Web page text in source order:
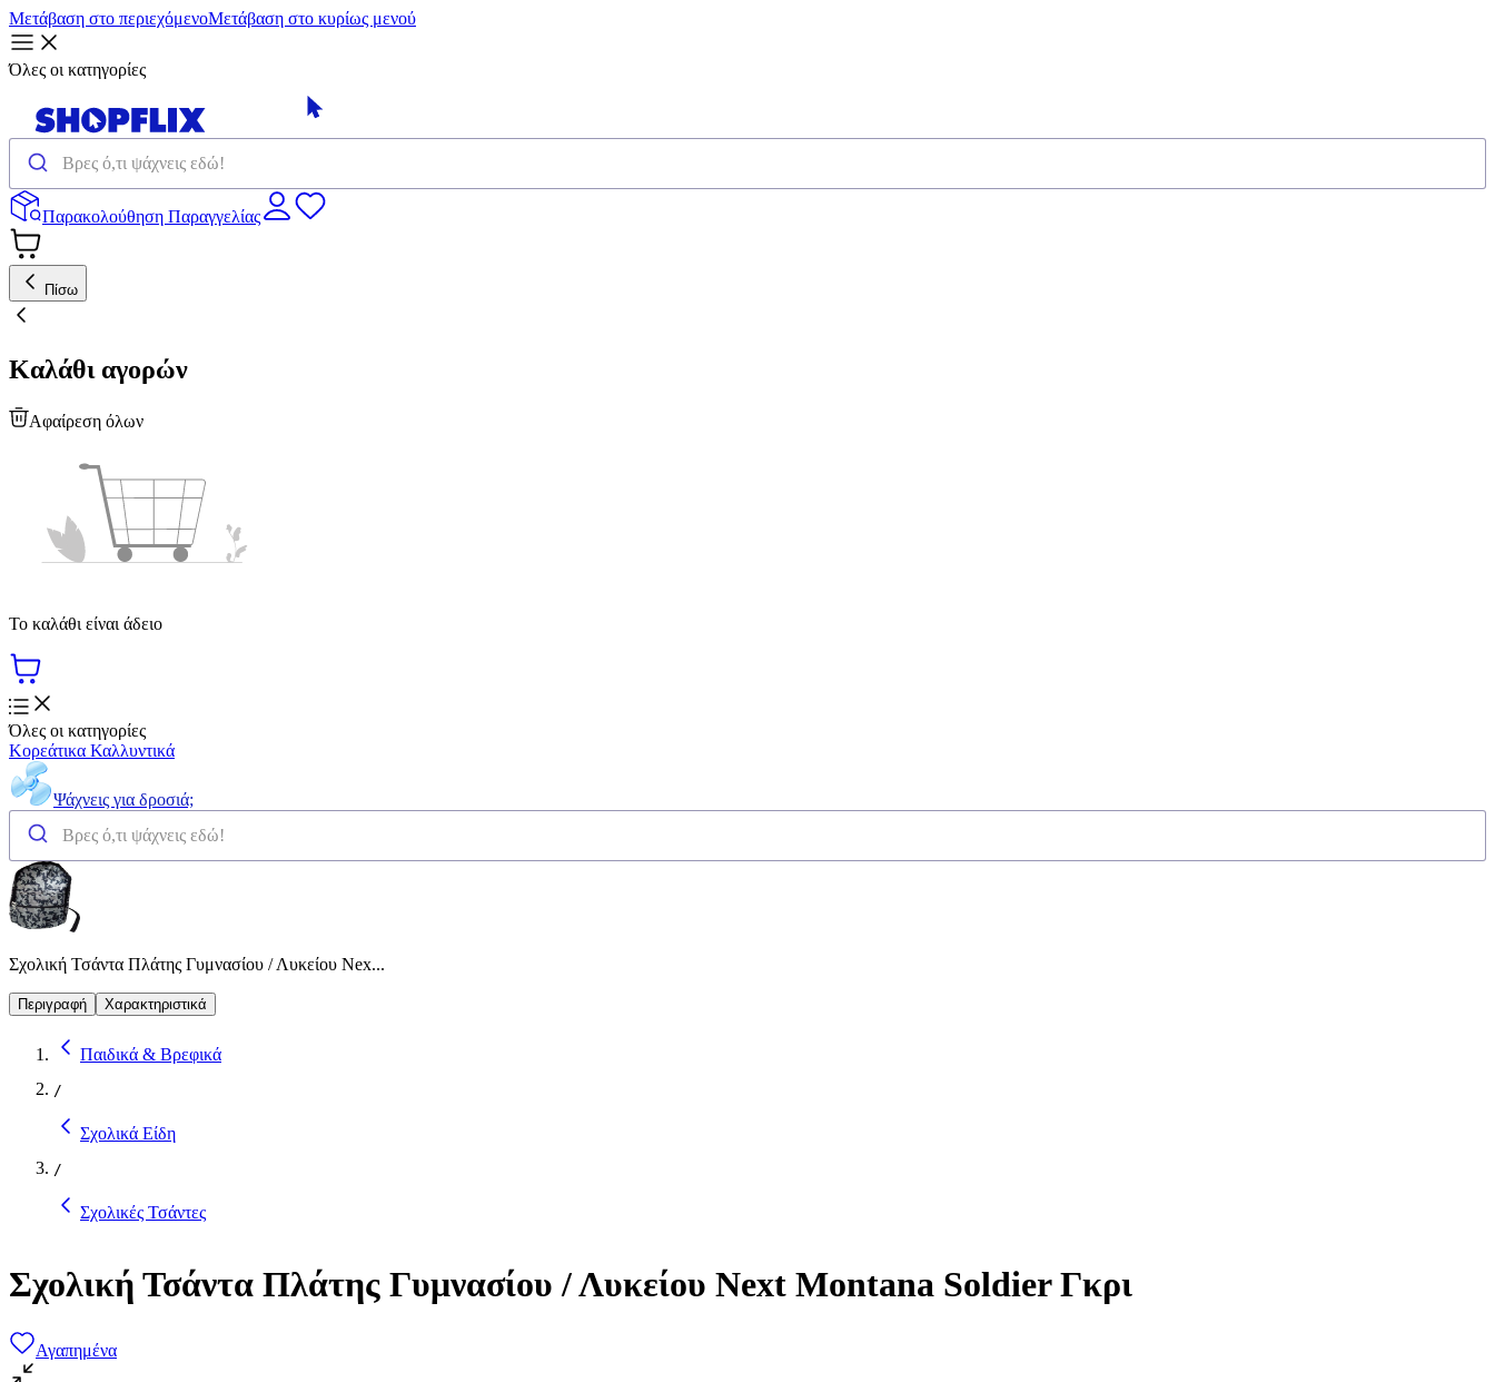
Μετάβαση στο περιεχόμενοΜετάβαση στο κυρίως μενού
Όλες οι κατηγορίες
Παρακολούθηση Παραγγελίας
Πίσω
Καλάθι αγορών
Αφαίρεση όλων
Το καλάθι είναι άδειο
Όλες οι κατηγορίες
Κορεάτικα Καλλυντικά
Ψάχνεις για δροσιά;
Σχολική Τσάντα Πλάτης Γυμνασίου / Λυκείου Nex...
Περιγραφή Χαρακτηριστικά
Παιδικά & Βρεφικά
/
Σχολικά Είδη
/
Σχολικές Τσάντες
Σχολική Τσάντα Πλάτης Γυμνασίου / Λυκείου Next Montana Soldier Γκρι
Αγαπημένα